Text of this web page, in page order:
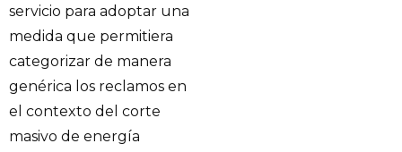
servicio para adoptar una
medida que permitiera
categorizar de manera
genérica los reclamos en
el contexto del corte
masivo de energía